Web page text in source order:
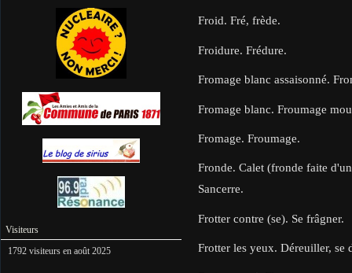
Visiteurs
1792 visiteurs en août 2025
Froid. Fré, frède.
Froidure. Frédure.
Fromage blanc assaisonné.
Fromage blanc. Froumage
Fromage. Froumage.
Fronde. Calet (fronde faite
Sancerre.
Frotter contre (se). Se frâgner.
Frotter les yeux. Déreuiller, se